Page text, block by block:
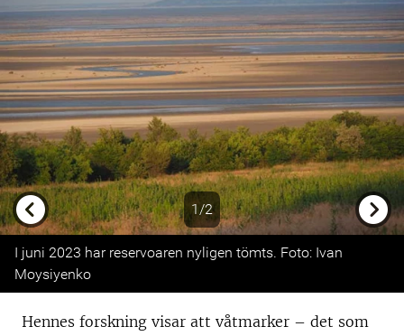
1/2
Previous
I juni 2023 har reservoaren nyligen tömts. Foto: Ivan
Moysiyenko
Hennes forskning visar att våtmarker – det som